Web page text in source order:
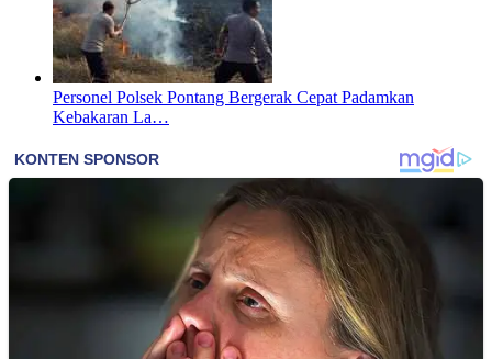
Personel Polsek Pontang Bergerak Cepat Padamkan
Kebakaran La…